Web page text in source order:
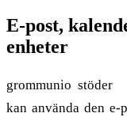
E-post,
enheter
grommunio stöder
kan använda den e-